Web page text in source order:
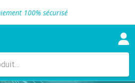
100% sécurisé
en clinique vétérinaire
de croquettes vétérinaire
en clinique vétérinaire
gratuit en clinique